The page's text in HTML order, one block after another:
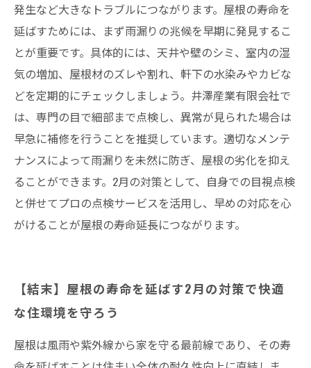
発生など大きなトラブルにつながります。屋根の寿命を
延ばすためには、まず雨漏りの兆候を早期に発見するこ
とが重要です。具体的には、天井や壁のシミ、室内の湿
気の増加、屋根材のズレや割れ、軒下の水染みやカビな
どを定期的にチェックしましょう。井澤産業有限会社で
は、専門の目で細部まで点検し、異常が見られた場合は
早急に補修を行うことを推奨しています。適切なメンテ
ナンスによって雨漏りを未然に防ぎ、屋根の劣化を抑え
ることができます。2月の対策として、自身での目視点検
と併せてプロの点検サービスを活用し、早めの対応を心
がけることが屋根の寿命延長につながります。
【結末】屋根の寿命を延ばす2月の対策で快適
な住環境を守ろう
屋根は風雨や紫外線から家を守る最前線であり、その寿